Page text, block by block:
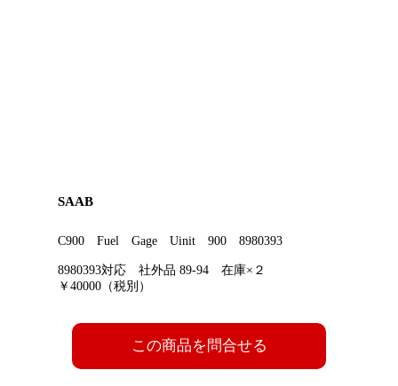
SAAB
C900 Fuel Gage Uinit 900 8980393
8980393対応 社外品 89-94 在庫×２
￥40000（税別）